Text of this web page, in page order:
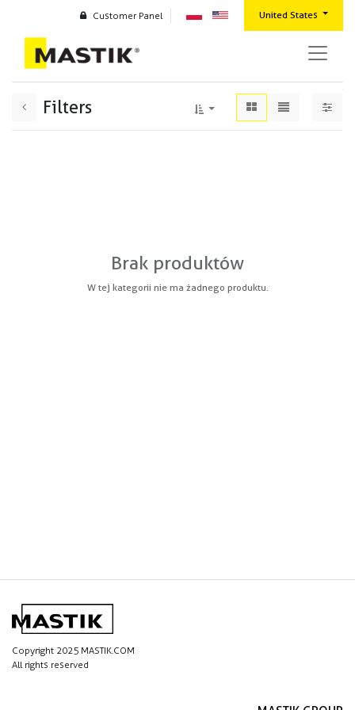
United States
Customer Panel
Filters
Brak produktów
W tej kategorii nie ma żadnego produktu.
Copyright 2025 MASTIK.COM
All rights reserved